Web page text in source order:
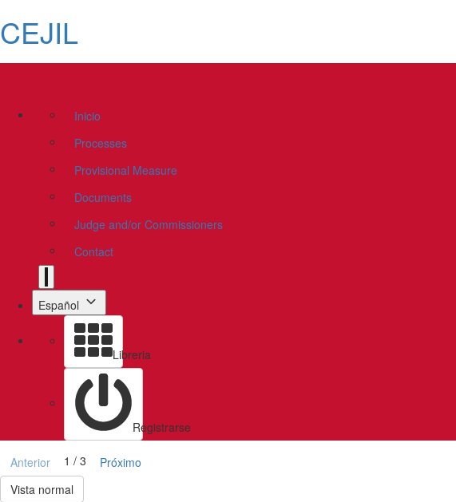
CEJIL
Inicio
Processes
Provisional Measure
Documents
Judge and/or Commissioners
Contact
Español
Libreria
Registrarse
Anterior 1 / 3
Próximo
Vista normal